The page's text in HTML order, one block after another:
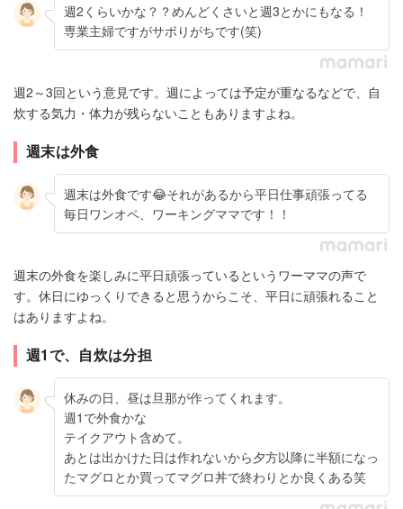
週2くらいかな？？めんどくさいと週3とかにもなる！
専業主婦ですがサボりがちです(笑)
週2～3回という意見です。週によっては予定が重なるなどで、自
炊する気力・体力が残らないこともありますよね。
週末は外食
週末は外食です😂それがあるから平日仕事頑張ってる
毎日ワンオペ、ワーキングママです！！
週末の外食を楽しみに平日頑張っているというワーママの声で
す。休日にゆっくりできると思うからこそ、平日に頑張れること
はありますよね。
週1で、自炊は分担
休みの日、昼は旦那が作ってくれます。
週1で外食かな
テイクアウト含めて。
あとは出かけた日は作れないから夕方以降に半額になっ
たマグロとか買ってマグロ丼で終わりとか良くある笑